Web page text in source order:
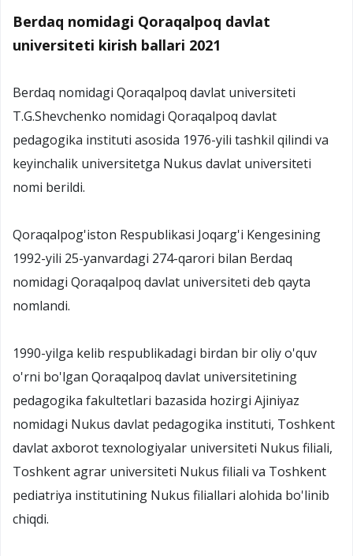
Berdaq nomidagi Qoraqalpoq davlat
universiteti kirish ballari 2021
Berdaq nomidagi Qoraqalpoq davlat universiteti
T.G.Shevchenko nomidagi Qoraqalpoq davlat
pedagogika instituti asosida 1976-yili tashkil qilindi va
keyinchalik universitetga Nukus davlat universiteti
nomi berildi.
Qoraqalpog'iston Respublikasi Joqarg'i Kengesining
1992-yili 25-yanvardagi 274-qarori bilan Berdaq
nomidagi Qoraqalpoq davlat universiteti deb qayta
nomlandi.
1990-yilga kelib respublikadagi birdan bir oliy o'quv
o'rni bo'lgan Qoraqalpoq davlat universitetining
pedagogika fakultetlari bazasida hozirgi Ajiniyaz
nomidagi Nukus davlat pedagogika instituti, Toshkent
davlat axborot texnologiyalar universiteti Nukus filiali,
Toshkent agrar universiteti Nukus filiali va Toshkent
pediatriya institutining Nukus filiallari alohida bo'linib
chiqdi.